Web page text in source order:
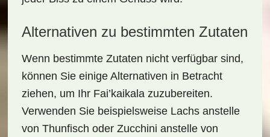
Alternativen zu bestimmten Zutaten
Wenn bestimmte Zutaten nicht verfügbar sind,
können Sie einige Alternativen in Betracht
ziehen, um Ihr Fai’kaikalazuzubereiten.
Verwenden Sie beispielsweise Lachs anstelle
von Thunfisch oder Zucchini anstelle von